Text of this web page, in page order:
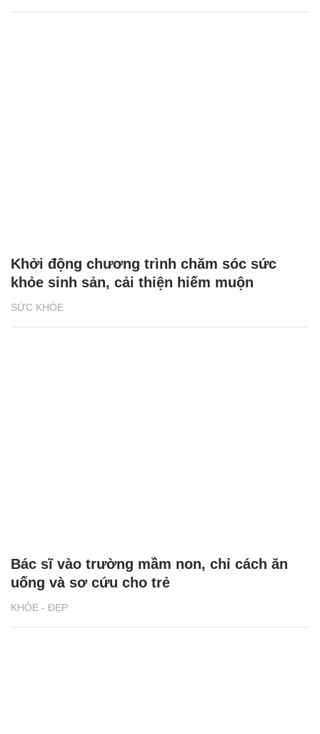
SỨC KHỎE
Khởi động chương trình chăm sóc sức
khỏe sinh sản, cải thiện hiếm muộn
KHỎE - ĐẸP
Bác sĩ vào trường mầm non, chỉ cách ăn
uống và sơ cứu cho trẻ